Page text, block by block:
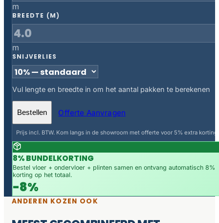
m
BREEDTE (M)
m
SNIJVERLIES
Vul lengte en breedte in om het aantal pakken te berekenen
Bestellen Offerte Aanvragen
Prijs incl. BTW. Kom langs in de showroom met offerte voor 5% extra korting.
8% BUNDELKORTING
Bestel vloer + ondervloer + plinten samen en ontvang automatisch 8%
korting op het totaal.
-8%
ANDEREN KOZEN OOK